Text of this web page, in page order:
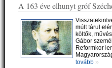
A 163 éve elhunyt gróf
múlt tárul
költők,
Gábor
Reformkor
tovább »